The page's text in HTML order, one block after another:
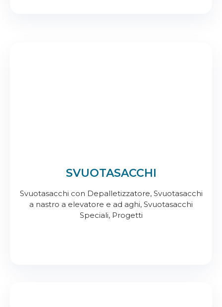
SVUOTASACCHI
Svuotasacchi con Depalletizzatore, Svuotasacchi
a nastro a elevatore e ad aghi, Svuotasacchi
Speciali, Progetti